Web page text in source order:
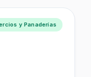
y Panaderías